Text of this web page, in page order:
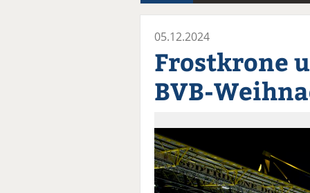
05.12.2024
Frostkrone
BVB-